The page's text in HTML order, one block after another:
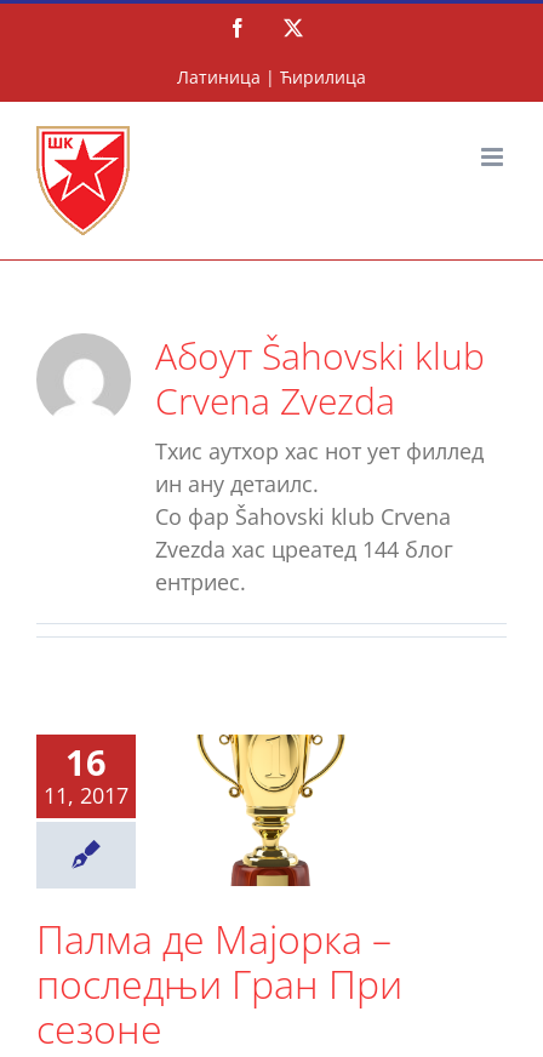
Фацебоок
Латиница | Ћирилица
Абоут Šahovski klub
Crvena Zvezda
Тхис аутхор хас нот yет филлед
ин анy детаилс.
Со фар Šahovski klub Crvena
Zvezda хас цреатед 144 блог
ентриес.
16
11, 2017
де
–
При
Палма де Мајорка –
последњи Гран При
сезоне